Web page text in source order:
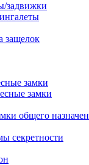
задвижки
защелок
замки
замки
общего
секретности